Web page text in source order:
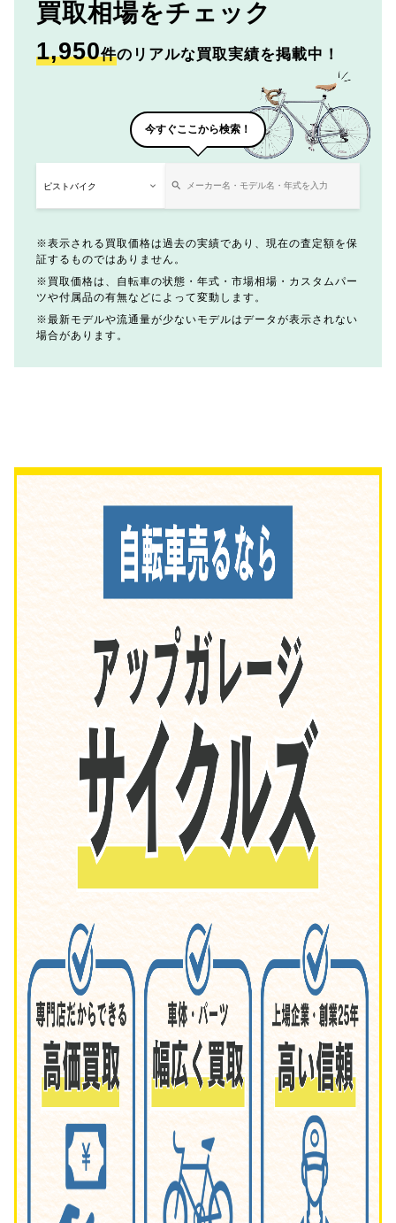
買取相場をチェック
1,950件のリアルな買取実績を掲載中！
今すぐここから検索！
表示される買取価格は過去の実績であり、現在の査定額を保
証するものではありません。
買取価格は、自転車の状態・年式・市場相場・カスタムパー
ツや付属品の有無などによって変動します。
最新モデルや流通量が少ないモデルはデータが表示されない
場合があります。